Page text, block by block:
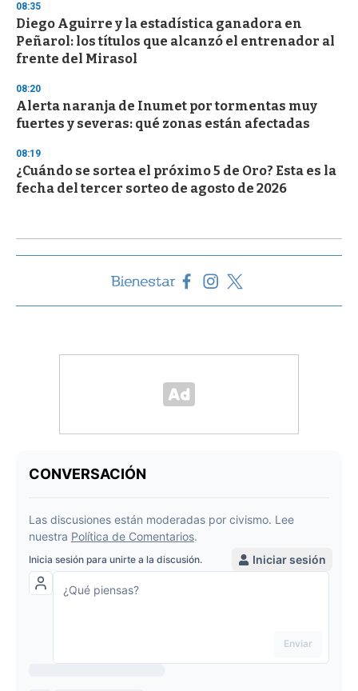
08:35
Diego Aguirre y la estadística ganadora en
Peñarol: los títulos que alcanzó el entrenador al
frente del Mirasol
08:20
Alerta naranja de Inumet por tormentas muy
fuertes y severas: qué zonas están afectadas
08:19
¿Cuándo se sortea el próximo 5 de Oro? Esta es la
fecha del tercer sorteo de agosto de 2026